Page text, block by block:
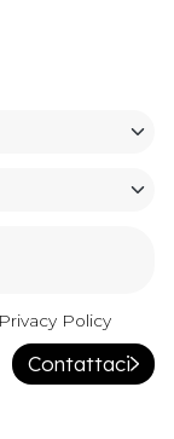
Policy
Contattaci